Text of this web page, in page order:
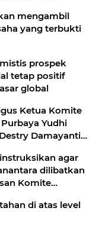
mengambil
yang terbukti
prospek
tetap positif
global
Ketua Komite
Yudhi
Damayanti
agar
dilibatkan
Komite
di atas level